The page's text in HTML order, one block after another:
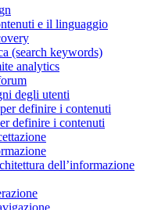
e il linguaggio
(search keywords)
analytics
degli utenti
definire i contenuti
definire i contenuti
dell’informazione